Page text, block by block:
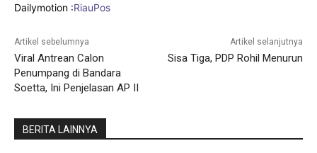
Dailymotion :RiauPos
Artikel sebelumnya
Viral Antrean Calon
Penumpang di Bandara
Soetta, Ini Penjelasan AP II
Artikel selanjutnya
Sisa Tiga, PDP Rohil Menurun
BERITA LAINNYA